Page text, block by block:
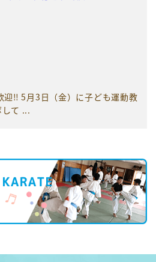
迎‼️ 5月3日（金）に子ども運動教
て ...